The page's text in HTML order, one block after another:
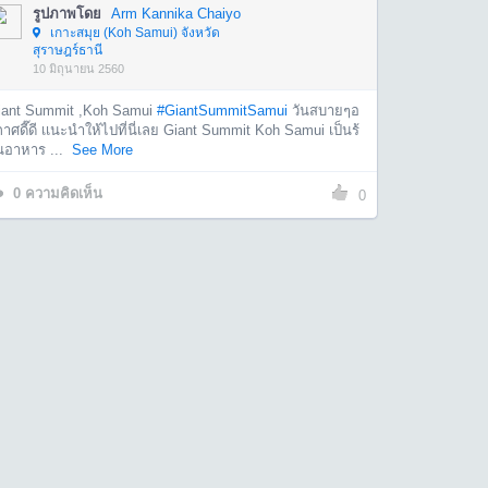
รูปภาพโดย Arm Kannika Chaiyo
เกาะสมุย (Koh Samui) จังหวัด
สุราษฎร์ธานี
10 มิถุนายน 2560
Summit ,Koh Samui #GiantSummitSamui วันสบายๆอ
าศดี๊ดี เเนะนำให้ไปที่นี่เลย Giant Summit Koh Samui เป็นร้
าหาร ...
See More
0 ความคิดเห็น 0